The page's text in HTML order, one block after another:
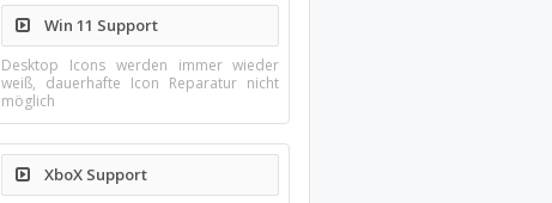
Win 11 Support
Desktop Icons werden immer wieder
weiß, dauerhafte Icon Reparatur nicht
möglich
XboX Support